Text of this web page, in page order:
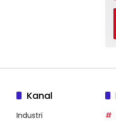
Kanal
Industri